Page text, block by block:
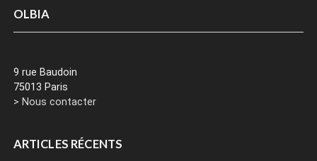
OLBIA
9 rue Baudoin
75013 Paris
> Nous contacter
ARTICLES RÉCENTS